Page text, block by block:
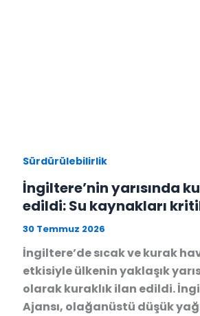
Sürdürülebilirlik
İngiltere’nin yarısında
edildi: Su kaynakları
30 Temmuz 2026
İngiltere’de sıcak ve kurak
etkisiyle ülkenin yaklaşık
olarak kuraklık ilan edildi.
Ajansı, olağanüstü düşük